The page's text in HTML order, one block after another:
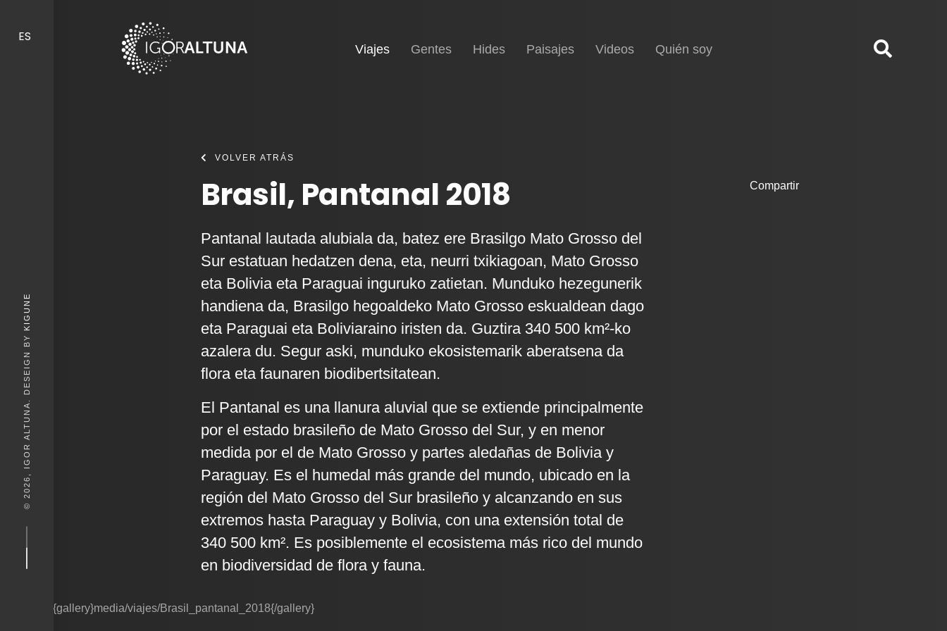
ES
© 2026, IGOR ALTUNA. DESEIGN BY
KIGUNE
Inicio
Viajes(current)
Gentes Hides Paisajes Videos Quién soy
VOLVER ATRÁS
Brasil, Pantanal 2018
Pantanal lautada alubiala da, batez ere Brasilgo Mato Grosso del
Sur estatuan hedatzen dena, eta, neurri txikiagoan, Mato Grosso
eta Bolivia eta Paraguai inguruko zatietan. Munduko hezegunerik
handiena da, Brasilgo hegoaldeko Mato Grosso eskualdean dago
eta Paraguai eta Boliviaraino iristen da. Guztira 340 500 km²-ko
azalera du. Segur aski, munduko ekosistemarik aberatsena da
flora eta faunaren biodibertsitatean.
El Pantanal es una llanura aluvial que se extiende principalmente
por el estado brasileño de Mato Grosso del Sur, y en menor
medida por el de Mato Grosso y partes aledañas de Bolivia y
Paraguay. Es el humedal más grande del mundo, ubicado en la
región del Mato Grosso del Sur brasileño y alcanzando en sus
extremos hasta Paraguay y Bolivia, con una extensión total de
340 500 km². Es posiblemente el ecosistema más rico del mundo
en biodiversidad de flora y fauna.
Compartir
{gallery}media/viajes/Brasil_pantanal_2018{/gallery}